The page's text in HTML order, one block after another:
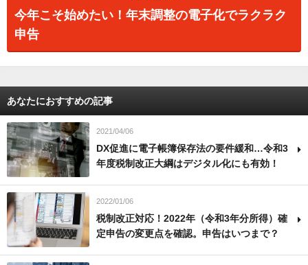
今年こそ始めたい！年末調整の電子化でラクラク
申告
あなたにおすすめの記事
2021/04/06
DX促進に電子帳簿保存法の要件緩和…令和3
年度税制改正大綱はデジタル化にも有効！
2022/01/06
税制改正対応！2022年（令和3年分所得）確
定申告の変更点を確認。申告はいつまで？